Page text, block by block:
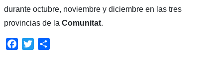
durante octubre, noviembre y diciembre en las tres
provincias de la Comunitat.
Facebook
Twitter